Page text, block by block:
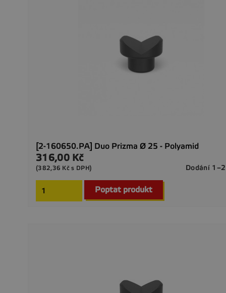
[2-160650.PA] Duo Prizma Ø 25 - Polyamid
Cena
316,00 Kč
Dodání
(382,36 Kč s DPH)
Poptat produkt